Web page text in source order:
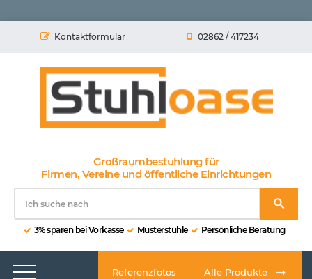
Kontaktformular 02862 / 417234
Großraumbestuhlung für
Firmen, Vereine und öffentliche Einrichtungen
3% sparen bei Vorkasse Musterstühle Persönliche Beratung
Referenzfotos Alle Produkte